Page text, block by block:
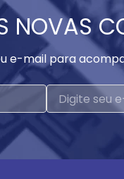
NOVAS
e-mail para